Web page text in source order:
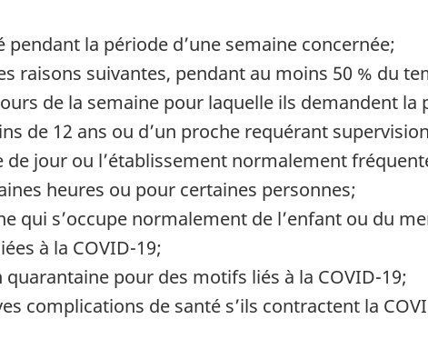
pendant la période d’une semaine concernée;
raisons suivantes, pendant au moins 50 % du
de la semaine pour laquelle ils demandent la
de 12 ans ou d’un proche requérant
jour ou l’établissement normalement
heures ou pour certaines personnes;
qui s’occupe normalement de l’enfant ou du
à la COVID-19;
pour des motifs liés à la COVID-19;
complications de santé s’ils contractent la